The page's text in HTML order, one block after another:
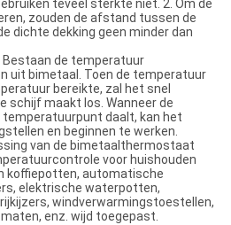
teveel sterkte niet. 2. Om de
zouden de afstand tussen de
dichte dekking geen minder dan
Bestaan de temperatuur
uit bimetaal. Toen de temperatuur
bereikte, zal het snel
schijf maakt los. Wanneer de
daalt, kan het
en beginnen te werken.
van de bimetaalthermostaat
voor huishouden
koffiepotten, automatische
elektrische waterpotten,
windverwarmingstoestellen,
enz. wijd toegepast.